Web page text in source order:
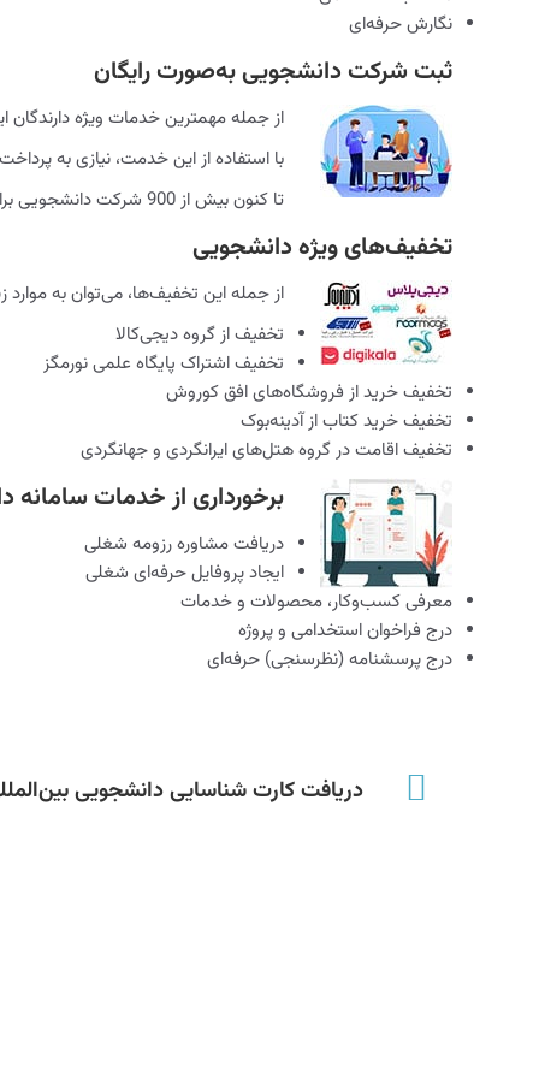
نگارش حرفه‌ای
ثبت شرکت دانشجویی به‌صورت رایگان
از جمله مهمترین خدمات ویژه
با استفاده از این خدمت، نیازی به
تا کنون بیش از 900 شرکت دانشجویی برای دارندگان کارت بین‌المللی به ثبت رسیده است.
تخفیف‌های ویژه دانشجویی
از جمله این تخفیف‌ها، می‌توان به موارد
تخفیف از گروه دیجی‌کالا
تخفیف اشتراک پایگاه علمی نورمگز
تخفیف خرید از فروشگاه‌های افق کوروش
تخفیف خرید کتاب از آدینه‌بوک
تخفیف اقامت در گروه هتل‌های ایرانگردی و جهانگردی
برخورداری از خدمات سامانه
دریافت مشاوره رزومه شغلی
ایجاد پروفایل حرفه‌ای شغلی
معرفی کسب‌وکار، محصولات و خدمات
درج فراخوان استخدامی و پروژه
درج پرسشنامه (نظرسنجی) حرفه‌ای
دریافت کارت شناسایی دانشجویی